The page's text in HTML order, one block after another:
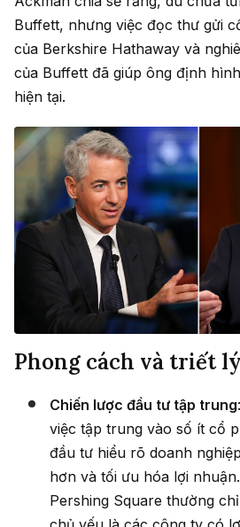
Buffett, nhưng việc đọc thư gửi
của Berkshire Hathaway và
của Buffett đã giúp ông định
hiện tại.
Phong cách và triết
Chiến lược đầu tư tập trung
việc tập trung vào số ít cổ
đầu tư hiểu rõ doanh
hơn và tối ưu hóa lợi
Pershing Square thường